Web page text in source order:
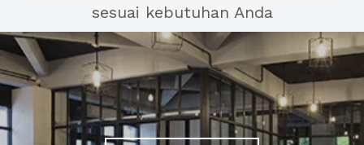
sesuai kebutuhan Anda